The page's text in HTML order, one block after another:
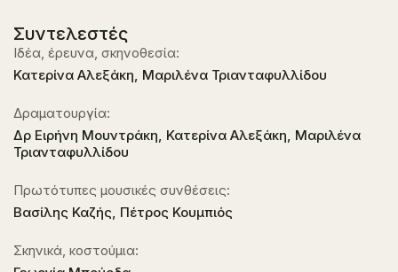
Συντελεστές
Ιδέα, έρευνα, σκηνοθεσία:
Κατερίνα Αλεξάκη, Μαριλένα Τριανταφυλλίδου
Δραματουργία:
Δρ Ειρήνη Μουντράκη, Κατερίνα Αλεξάκη, Μαριλένα
Τριανταφυλλίδου
Πρωτότυπες μουσικές συνθέσεις:
Βασίλης Καζής, Πέτρος Κουμπιός
Σκηνικά, κοστούμια: